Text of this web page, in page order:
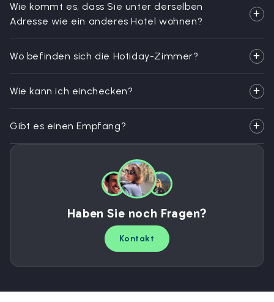
Wie kommt es, dass Sie unter derselben
Adresse wie ein anderes Hotel wohnen?
Wo befinden sich die Hotiday-Zimmer?
Wie kann ich einchecken?
Gibt es einen Empfang?
Haben Sie noch Fragen?
Kontakt